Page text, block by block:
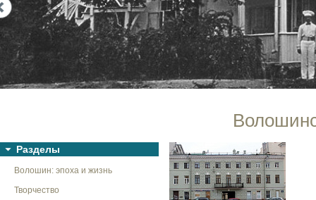
Next
Разделы
Волошин: эпоха и жизнь
Творчество